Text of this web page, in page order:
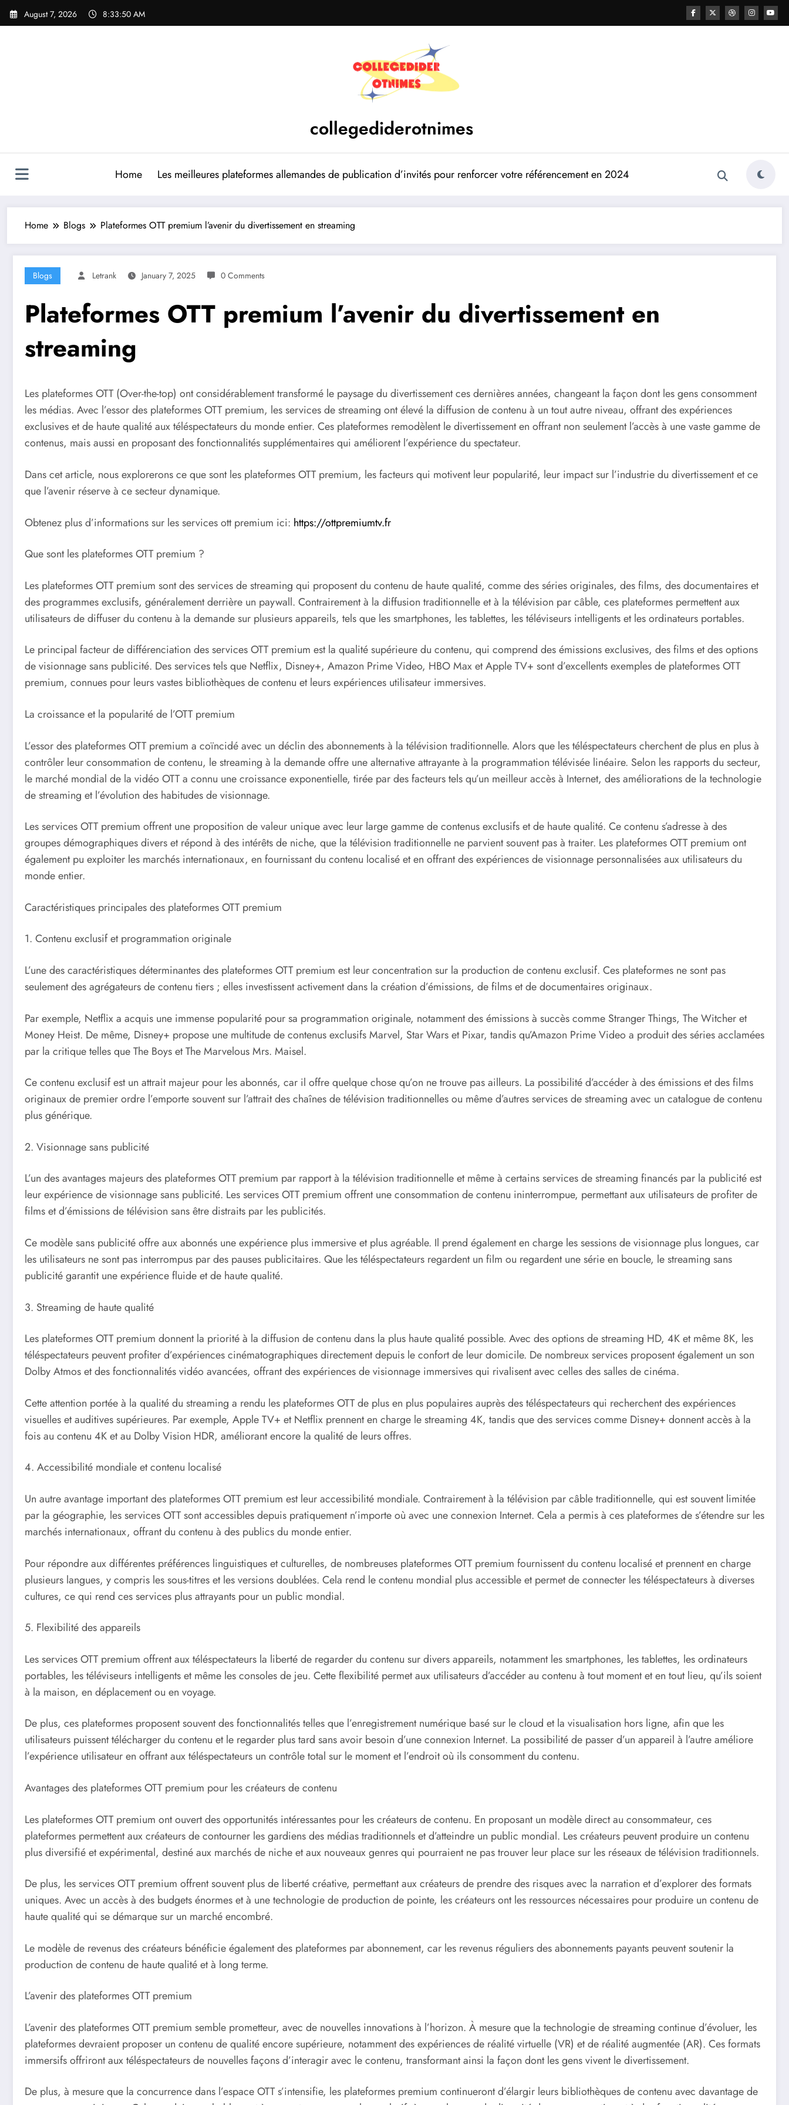
Skip
August 7, 2026 8:33:51 AM
collegediderotnimes
Home Les meilleures plateformes allemandes de publication d’invités pour renforcer votre référencement en 2024
Home Blogs Plateformes OTT premium l’avenir du divertissement en streaming
Blogs Letrank January 7, 2025 0 Comments
Plateformes OTT premium l’avenir du divertissement en
streaming
Les plateformes OTT (Over-the-top) ont considérablement transformé le paysage du divertissement ces dernières années, changeant la façon dont les gens consomment
les médias. Avec l’essor des plateformes OTT premium, les services de streaming ont élevé la diffusion de contenu à un tout autre niveau, offrant des expériences
exclusives et de haute qualité aux téléspectateurs du monde entier. Ces plateformes remodèlent le divertissement en offrant non seulement l’accès à une vaste gamme de
contenus, mais aussi en proposant des fonctionnalités supplémentaires qui améliorent l’expérience du spectateur.
Dans cet article, nous explorerons ce que sont les plateformes OTT premium, les facteurs qui motivent leur popularité, leur impact sur l’industrie du divertissement et ce
que l’avenir réserve à ce secteur dynamique.
Obtenez plus d’informations sur les services ott premium ici: https://ottpremiumtv.fr
Que sont les plateformes OTT premium ?
Les plateformes OTT premium sont des services de streaming qui proposent du contenu de haute qualité, comme des séries originales, des films, des documentaires et
des programmes exclusifs, généralement derrière un paywall. Contrairement à la diffusion traditionnelle et à la télévision par câble, ces plateformes permettent aux
utilisateurs de diffuser du contenu à la demande sur plusieurs appareils, tels que les smartphones, les tablettes, les téléviseurs intelligents et les ordinateurs portables.
Le principal facteur de différenciation des services OTT premium est la qualité supérieure du contenu, qui comprend des émissions exclusives, des films et des options
de visionnage sans publicité. Des services tels que Netflix, Disney+, Amazon Prime Video, HBO Max et Apple TV+ sont d’excellents exemples de plateformes OTT
premium, connues pour leurs vastes bibliothèques de contenu et leurs expériences utilisateur immersives.
La croissance et la popularité de l’OTT premium
L’essor des plateformes OTT premium a coïncidé avec un déclin des abonnements à la télévision traditionnelle. Alors que les téléspectateurs cherchent de plus en plus à
contrôler leur consommation de contenu, le streaming à la demande offre une alternative attrayante à la programmation télévisée linéaire. Selon les rapports du secteur,
le marché mondial de la vidéo OTT a connu une croissance exponentielle, tirée par des facteurs tels qu’un meilleur accès à Internet, des améliorations de la technologie
de streaming et l’évolution des habitudes de visionnage.
Les services OTT premium offrent une proposition de valeur unique avec leur large gamme de contenus exclusifs et de haute qualité. Ce contenu s’adresse à des
groupes démographiques divers et répond à des intérêts de niche, que la télévision traditionnelle ne parvient souvent pas à traiter. Les plateformes OTT premium ont
également pu exploiter les marchés internationaux, en fournissant du contenu localisé et en offrant des expériences de visionnage personnalisées aux utilisateurs du
monde entier.
Caractéristiques principales des plateformes OTT premium
1. Contenu exclusif et programmation originale
L’une des caractéristiques déterminantes des plateformes OTT premium est leur concentration sur la production de contenu exclusif. Ces plateformes ne sont pas
seulement des agrégateurs de contenu tiers ; elles investissent activement dans la création d’émissions, de films et de documentaires originaux.
Par exemple, Netflix a acquis une immense popularité pour sa programmation originale, notamment des émissions à succès comme Stranger Things, The Witcher et
Money Heist. De même, Disney+ propose une multitude de contenus exclusifs Marvel, Star Wars et Pixar, tandis qu’Amazon Prime Video a produit des séries acclamées
par la critique telles que The Boys et The Marvelous Mrs. Maisel.
Ce contenu exclusif est un attrait majeur pour les abonnés, car il offre quelque chose qu’on ne trouve pas ailleurs. La possibilité d’accéder à des émissions et des films
originaux de premier ordre l’emporte souvent sur l’attrait des chaînes de télévision traditionnelles ou même d’autres services de streaming avec un catalogue de contenu
plus générique.
2. Visionnage sans publicité
L’un des avantages majeurs des plateformes OTT premium par rapport à la télévision traditionnelle et même à certains services de streaming financés par la publicité est
leur expérience de visionnage sans publicité. Les services OTT premium offrent une consommation de contenu ininterrompue, permettant aux utilisateurs de profiter de
films et d’émissions de télévision sans être distraits par les publicités.
Ce modèle sans publicité offre aux abonnés une expérience plus immersive et plus agréable. Il prend également en charge les sessions de visionnage plus longues, car
les utilisateurs ne sont pas interrompus par des pauses publicitaires. Que les téléspectateurs regardent un film ou regardent une série en boucle, le streaming sans
publicité garantit une expérience fluide et de haute qualité.
3. Streaming de haute qualité
Les plateformes OTT premium donnent la priorité à la diffusion de contenu dans la plus haute qualité possible. Avec des options de streaming HD, 4K et même 8K, les
téléspectateurs peuvent profiter d’expériences cinématographiques directement depuis le confort de leur domicile. De nombreux services proposent également un son
Dolby Atmos et des fonctionnalités vidéo avancées, offrant des expériences de visionnage immersives qui rivalisent avec celles des salles de cinéma.
Cette attention portée à la qualité du streaming a rendu les plateformes OTT de plus en plus populaires auprès des téléspectateurs qui recherchent des expériences
visuelles et auditives supérieures. Par exemple, Apple TV+ et Netflix prennent en charge le streaming 4K, tandis que des services comme Disney+ donnent accès à la
fois au contenu 4K et au Dolby Vision HDR, améliorant encore la qualité de leurs offres.
4. Accessibilité mondiale et contenu localisé
Un autre avantage important des plateformes OTT premium est leur accessibilité mondiale. Contrairement à la télévision par câble traditionnelle, qui est souvent limitée
par la géographie, les services OTT sont accessibles depuis pratiquement n’importe où avec une connexion Internet. Cela a permis à ces plateformes de s’étendre sur les
marchés internationaux, offrant du contenu à des publics du monde entier.
Pour répondre aux différentes préférences linguistiques et culturelles, de nombreuses plateformes OTT premium fournissent du contenu localisé et prennent en charge
plusieurs langues, y compris les sous-titres et les versions doublées. Cela rend le contenu mondial plus accessible et permet de connecter les téléspectateurs à diverses
cultures, ce qui rend ces services plus attrayants pour un public mondial.
5. Flexibilité des appareils
Les services OTT premium offrent aux téléspectateurs la liberté de regarder du contenu sur divers appareils, notamment les smartphones, les tablettes, les ordinateurs
portables, les téléviseurs intelligents et même les consoles de jeu. Cette flexibilité permet aux utilisateurs d’accéder au contenu à tout moment et en tout lieu, qu’ils soient
à la maison, en déplacement ou en voyage.
De plus, ces plateformes proposent souvent des fonctionnalités telles que l’enregistrement numérique basé sur le cloud et la visualisation hors ligne, afin que les
utilisateurs puissent télécharger du contenu et le regarder plus tard sans avoir besoin d’une connexion Internet. La possibilité de passer d’un appareil à l’autre améliore
l’expérience utilisateur en offrant aux téléspectateurs un contrôle total sur le moment et l’endroit où ils consomment du contenu.
Avantages des plateformes OTT premium pour les créateurs de contenu
Les plateformes OTT premium ont ouvert des opportunités intéressantes pour les créateurs de contenu. En proposant un modèle direct au consommateur, ces
plateformes permettent aux créateurs de contourner les gardiens des médias traditionnels et d’atteindre un public mondial. Les créateurs peuvent produire un contenu
plus diversifié et expérimental, destiné aux marchés de niche et aux nouveaux genres qui pourraient ne pas trouver leur place sur les réseaux de télévision traditionnels.
De plus, les services OTT premium offrent souvent plus de liberté créative, permettant aux créateurs de prendre des risques avec la narration et d’explorer des formats
uniques. Avec un accès à des budgets énormes et à une technologie de production de pointe, les créateurs ont les ressources nécessaires pour produire un contenu de
haute qualité qui se démarque sur un marché encombré.
Le modèle de revenus des créateurs bénéficie également des plateformes par abonnement, car les revenus réguliers des abonnements payants peuvent soutenir la
production de contenu de haute qualité et à long terme.
L’avenir des plateformes OTT premium
L’avenir des plateformes OTT premium semble prometteur, avec de nouvelles innovations à l’horizon. À mesure que la technologie de streaming continue d’évoluer, les
plateformes devraient proposer un contenu de qualité encore supérieure, notamment des expériences de réalité virtuelle (VR) et de réalité augmentée (AR). Ces formats
immersifs offriront aux téléspectateurs de nouvelles façons d’interagir avec le contenu, transformant ainsi la façon dont les gens vivent le divertissement.
De plus, à mesure que la concurrence dans l’espace OTT s’intensifie, les plateformes premium continueront d’élargir leurs bibliothèques de contenu avec davantage de